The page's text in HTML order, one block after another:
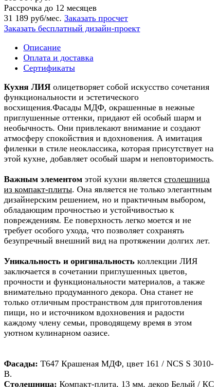
Рассрочка до 12 месяцев
31 189 руб/мес. Заказать просчет
Заказать бесплатный дизайн-проект
Описание
Оплата и доставка
Сертификаты
Кухня ЛИЯ олицетворяет собой искусство сочетания
функциональности и эстетического
восхищения.Фасады МДФ, окрашенные в нежные
приглушенные оттенки, придают ей особый шарм и
необычность. Они привлекают внимание и создают
атмосферу спокойствия и вдохновения. А имитация
филенки в стиле неоклассика, которая присутствует на
этой кухне, добавляет особый шарм и неповторимость.
Важным элементом этой кухни является столешница
из компакт-плиты. Она является не только элегантным
дизайнерским решением, но и практичным выбором,
обладающим прочностью и устойчивостью к
повреждениям. Ее поверхность легко моется и не
требует особого ухода, что позволяет сохранять
безупречный внешний вид на протяжении долгих лет.
Уникальность и оригинальность коллекции ЛИЯ
заключается в сочетании приглушенных цветов,
прочности и функциональности материалов, а также
внимательно продуманного декора. Она станет не
только отличным пространством для приготовления
пищи, но и источником вдохновения и радости
каждому члену семьи, проводящему время в этом
уютном кулинарном оазисе.
Фасады: Т647 Крашеная МДФ, цвет 161 / NCS S 3010-
B.
Столешница: Компакт-плита, 13 мм, декор Белый / КС